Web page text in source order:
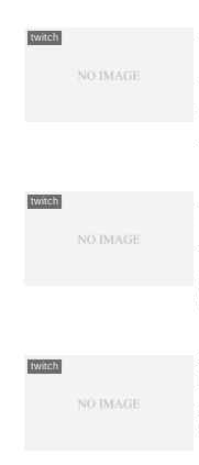
twitch
twitch
twitch